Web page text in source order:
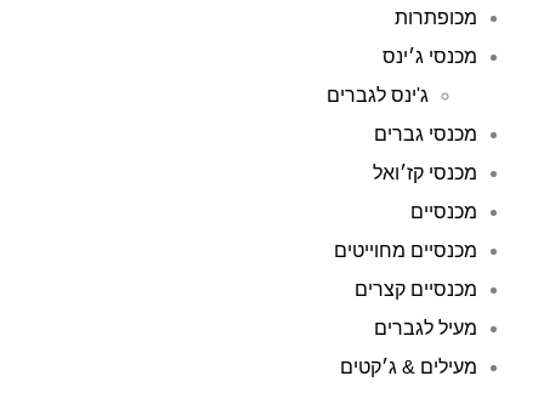
מכופתרות
מכנסי ג׳ינס
ג'ינס לגברים
מכנסי גברים
מכנסי קז׳ואל
מכנסיים
מכנסיים מחוייטים
מכנסיים קצרים
מעיל לגברים
מעילים & ג׳קטים